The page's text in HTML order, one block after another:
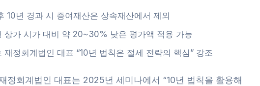
10년 경과 시 증여재산은 상속재산에서 제외
상가 시가 대비 약 20~30% 낮은 평가액 적용 가능
재정회계법인 대표 “10년 법칙은 절세 전략의 핵심” 강조
정회계법인 대표는 2025년 세미나에서 “10년 법칙을 활용해